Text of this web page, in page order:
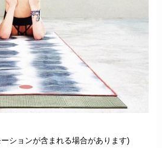
ションが含まれる場合があります)